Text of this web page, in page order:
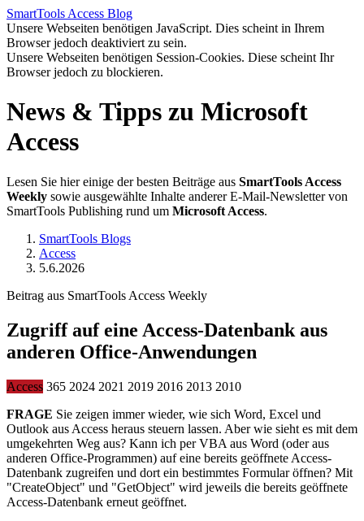
SmartTools Access Blog
Unsere Webseiten benötigen JavaScript. Dies scheint in Ihrem
Browser jedoch deaktiviert zu sein.
Unsere Webseiten benötigen Session-Cookies. Diese scheint Ihr
Browser jedoch zu blockieren.
News & Tipps zu Microsoft
Access
Lesen Sie hier einige der besten Beiträge aus SmartTools Access
Weekly sowie ausgewählte Inhalte anderer E-Mail-Newsletter von
SmartTools Publishing rund um Microsoft Access.
SmartTools Blogs
Access
5.6.2026
Beitrag aus SmartTools Access Weekly
Zugriff auf eine Access-Datenbank aus
anderen Office-Anwendungen
Access 365 2024 2021 2019 2016 2013 2010
FRAGE Sie zeigen immer wieder, wie sich Word, Excel und
Outlook aus Access heraus steuern lassen. Aber wie sieht es mit dem
umgekehrten Weg aus? Kann ich per VBA aus Word (oder aus
anderen Office-Programmen) auf eine bereits geöffnete Access-
Datenbank zugreifen und dort ein bestimmtes Formular öffnen? Mit
"CreateObject" und "GetObject" wird jeweils die bereits geöffnete
Access-Datenbank erneut geöffnet.